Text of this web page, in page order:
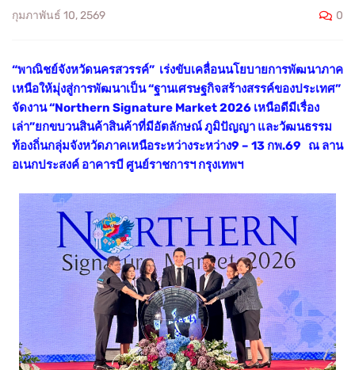
กุมภาพันธ์ 10, 2569 0
“พาณิชย์จังหวัดนครสวรรค์” เร่งขับเคลื่อนนโยบายการพัฒนาภาค
เหนือให้มุ่งสู่การพัฒนาเป็น “ฐานเศรษฐกิจสร้างสรรค์ของประเทศ”
จัดงาน “Northern Signature Market 2026 เหนือดีมีเรื่อง
เล่า”ยกขบวนสินค้าสินค้าที่มีอัตลักษณ์ ภูมิปัญญา และวัฒนธรรม
ท้องถิ่นกลุ่มจังหวัดภาคเหนือระหว่างระหว่าง9 – 13 กพ.69 ณ ลาน
อเนกประสงค์ อาคารบี ศูนย์ราชการฯ กรุงเทพฯ